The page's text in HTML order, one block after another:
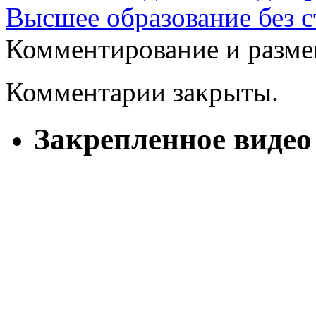
Высшее образование без
Комментирование и
Комментарии закрыты.
Закрепленное видео